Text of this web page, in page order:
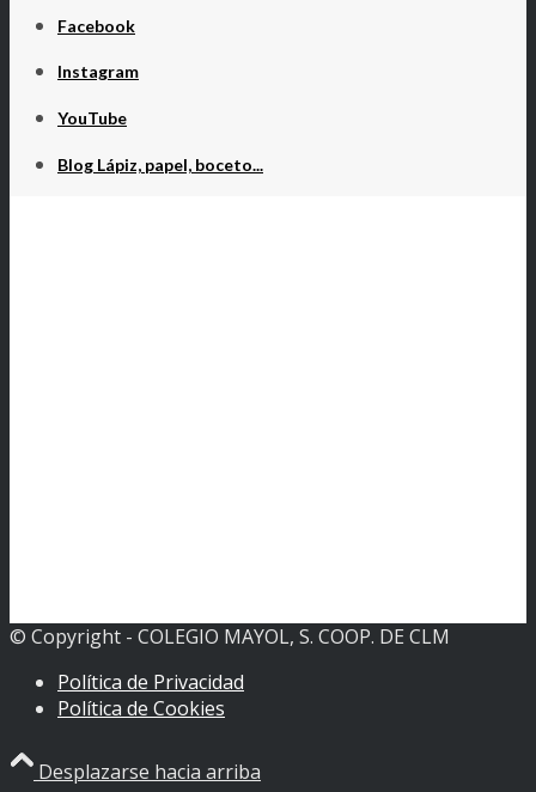
Facebook
Instagram
YouTube
Blog Lápiz, papel, boceto...
© Copyright - COLEGIO MAYOL, S. COOP. DE CLM
Política de Privacidad
Política de Cookies
Desplazarse hacia arriba